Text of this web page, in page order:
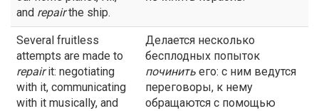
and repairthe ship.
Several fruitless
attempts are made to
repairit: negotiating
with it, communicating
with it musically, and
Делается несколько
бесплодных попыток
починить его: с ним ведутся
переговоры, к нему
обращаются с помощью